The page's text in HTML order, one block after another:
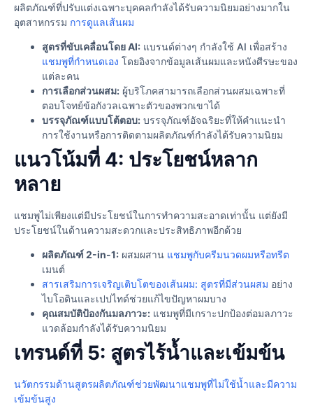
ผลิตภัณฑ์ที่ปรับแต่งเฉพาะบุคคลกำลังได้รับความนิยมอย่างมากใน
อุตสาหกรรม การดูแลเส้นผม
สูตรที่ขับเคลื่อนโดย AI: แบรนด์ต่างๆ กำลังใช้ AI เพื่อสร้าง
แชมพูที่กำหนดเอง โดยอิงจากข้อมูลเส้นผมและหนังศีรษะของ
แต่ละคน
การเลือกส่วนผสม: ผู้บริโภคสามารถเลือกส่วนผสมเฉพาะที่
ตอบโจทย์ข้อกังวลเฉพาะตัวของพวกเขาได้
บรรจุภัณฑ์แบบโต้ตอบ: บรรจุภัณฑ์อัจฉริยะที่ให้คำแนะนำ
การใช้งานหรือการติดตามผลิตภัณฑ์กำลังได้รับความนิยม
แนวโน้มที่ 4: ประโยชน์หลาก
หลาย
แชมพูไม่เพียงแต่มีประโยชน์ในการทำความสะอาดเท่านั้น แต่ยังมี
ประโยชน์ในด้านความสะดวกและประสิทธิภาพอีกด้วย
ผลิตภัณฑ์ 2-in-1: ผสมผสาน แชมพูกับครีมนวดผมหรือทรีต
เมนต์
สารเสริมการเจริญเติบโตของเส้นผม: สูตรที่มีส่วนผสม อย่าง
ไบโอตินและเปปไทด์ช่วยแก้ไขปัญหาผมบาง
คุณสมบัติป้องกันมลภาวะ: แชมพูที่มีเกราะปกป้องต่อมลภาวะ
แวดล้อมกำลังได้รับความนิยม
เทรนด์ที่ 5: สูตรไร้น้ำและเข้มข้น
นวัตกรรมด้านสูตรผลิตภัณฑ์ช่วยพัฒนาแชมพูที่ไม่ใช้น้ำและมีความ
เข้มข้นสูง